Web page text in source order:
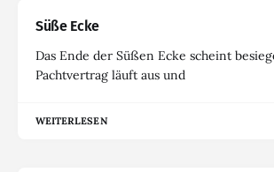
Süße Ecke
Das Ende der Süßen Ecke scheint
Pachtvertrag läuft aus und
WEITERLESEN